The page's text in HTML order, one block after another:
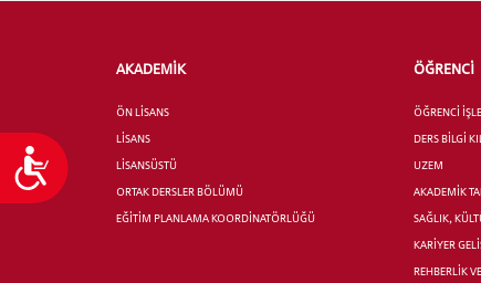
Ulaşılabilirlik
AKADEMİK
ÖN LİSANS
LİSANS
LİSANSÜSTÜ
ORTAK DERSLER BÖLÜMÜ
EĞİTİM PLANLAMA KOORDİNATÖRLÜĞÜ
ÖĞRENCİ
ÖĞRENCİ
DERS BİLGİ
UZEM
AKADEMİK
SAĞLIK,
KARİYER
REHBERLİK